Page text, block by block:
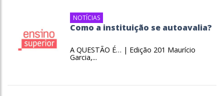
NOTÍCIAS
Como a instituição se autoavalia?
A QUESTÃO É… | Edição 201 Maurício
Garcia,...